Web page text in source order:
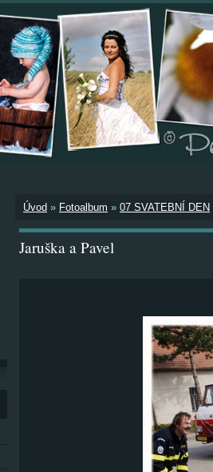
Úvod » Fotoalbum » 07 SVATEBNÍ DEN
Jaruška a Pavel